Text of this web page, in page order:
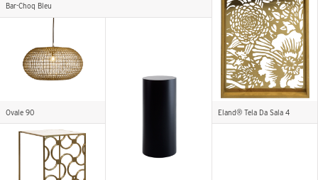
Bar-Choq Bleu
Eland® Tela Da Sala 4
Ovale 90